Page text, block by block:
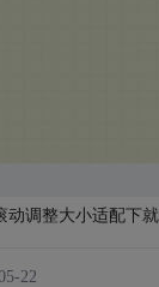
调整大小适配下就
22